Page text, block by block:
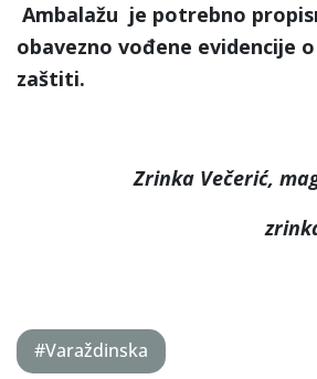
Ambalažu je potrebno
obavezno vođene evidencije
zaštiti.
Zrinka Večerić,
#Varaždinska